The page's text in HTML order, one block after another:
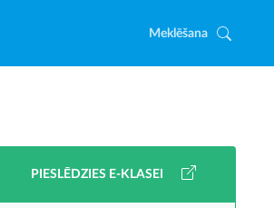
Meklēšana
PIESLĒDZIES E-KLASEI